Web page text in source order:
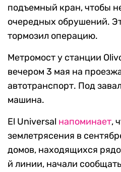
подъемный кран, чтобы
очередных обрушений.
тормозил операцию.
Метромост у станции
вечером 3 мая на
автотранспорт. Под
машина.
El Universal напоминает,
землетрясения в
домов, находящихся
й линии, начали